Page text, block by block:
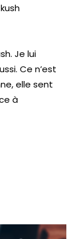
Je lui
Ce n’est
elle sent
à